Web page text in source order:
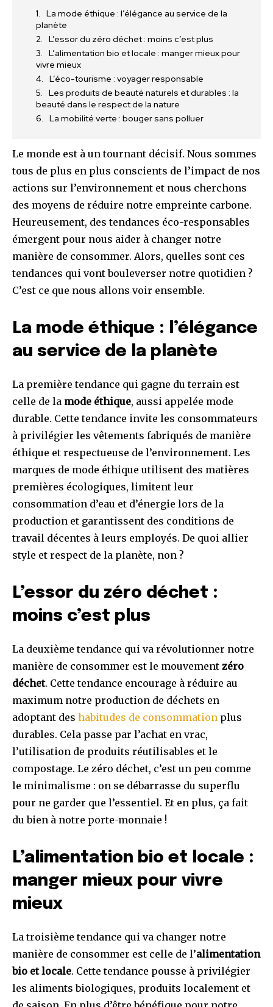
La mode éthique : l’élégance au service de la
planète
L’essor du zéro déchet : moins c’est plus
L’alimentation bio et locale : manger mieux pour
vivre mieux
L’éco-tourisme : voyager responsable
Les produits de beauté naturels et durables : la
beauté dans le respect de la nature
La mobilité verte : bouger sans polluer
Le monde est à un tournant décisif. Nous sommes
tous de plus en plus conscients de l’impact de nos
actions sur l’environnement et nous cherchons
des moyens de réduire notre empreinte carbone.
Heureusement, des tendances éco-responsables
émergent pour nous aider à changer notre
manière de consommer. Alors, quelles sont ces
tendances qui vont bouleverser notre quotidien ?
C’est ce que nous allons voir ensemble.
La mode éthique : l’élégance
au service de la planète
La première tendance qui gagne du terrain est
celle de la mode éthique, aussi appelée mode
durable. Cette tendance invite les consommateurs
à privilégier les vêtements fabriqués de manière
éthique et respectueuse de l’environnement. Les
marques de mode éthique utilisent des matières
premières écologiques, limitent leur
consommation d’eau et d’énergie lors de la
production et garantissent des conditions de
travail décentes à leurs employés. De quoi allier
style et respect de la planète, non ?
L’essor du zéro déchet :
moins c’est plus
La deuxième tendance qui va révolutionner notre
manière de consommer est le mouvement zéro
déchet. Cette tendance encourage à réduire au
maximum notre production de déchets en
adoptant des habitudes de consommation plus
durables. Cela passe par l’achat en vrac,
l’utilisation de produits réutilisables et le
compostage. Le zéro déchet, c’est un peu comme
le minimalisme : on se débarrasse du superflu
pour ne garder que l’essentiel. Et en plus, ça fait
du bien à notre porte-monnaie !
L’alimentation bio et locale :
manger mieux pour vivre
mieux
La troisième tendance qui va changer notre
manière de consommer est celle de l’alimentation
bio et locale. Cette tendance pousse à privilégier
les aliments biologiques, produits localement et